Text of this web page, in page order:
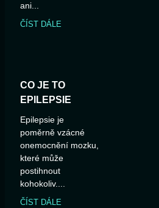
ani...
ČÍST DÁLE
CO JE TO
EPILEPSIE
Epilepsie je
poměrně vzácné
onemocnění mozku,
které může
postihnout
kohokoliv....
ČÍST DÁLE